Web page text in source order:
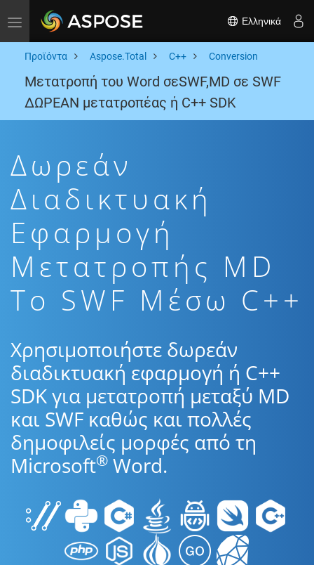
Toggle navigation Ελληνικά
Προϊόντα Aspose.Total C++ Conversion
Μετατροπή του Word σεSWF,MD σε SWF
ΔΩΡΕΑΝ μετατροπέας ή C++ SDK
Δωρεάν
Διαδικτυακή
Εφαρμογή
Μετατροπής MD
To SWF Μέσω C++
Χρησιμοποιήστε δωρεάν
διαδικτυακή εφαρμογή ή C++
SDK για μετατροπή μεταξύ MD
και SWF καθώς και πολλές
δημοφιλείς μορφές από τη
Microsoft® Word.